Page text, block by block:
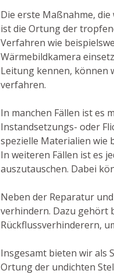
Die erste Maßnahme,
ist die Ortung der
Verfahren wie
Wärmebildkamera
Leitung kennen, können
verfahren.
In manchen Fällen ist es
Instandsetzungs- oder
spezielle Materialien wie
In weiteren Fällen ist es
auszutauschen. Dabei
Neben der Reparatur
verhindern. Dazu gehört
Rückflussverhinderern,
Insgesamt bieten wir als
Ortung der undichten